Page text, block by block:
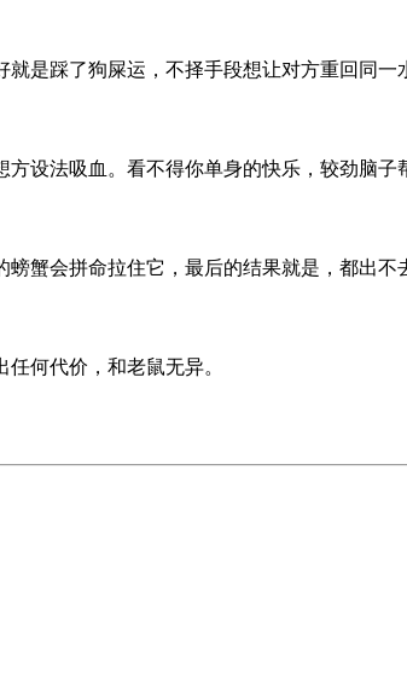
是踩了狗屎运，不择手段想让对方重回同一
设法吸血。看不得你单身的快乐，较劲脑
蟹会拼命拉住它，最后的结果就是，都出不
何代价，和老鼠无异。